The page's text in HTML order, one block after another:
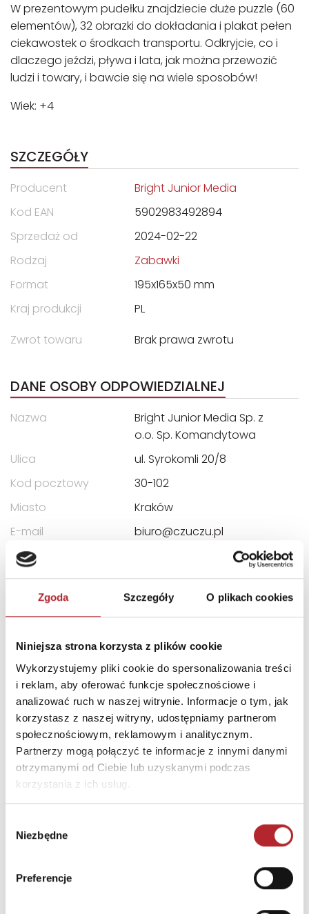
Zgoda Szczegóły O plikach cookies
Niniejsza strona korzysta z plików cookie
Wykorzystujemy pliki cookie do spersonalizowania treści
i reklam, aby oferować funkcje społecznościowe i
analizować ruch w naszej witrynie. Informacje o tym, jak
korzystasz z naszej witryny, udostępniamy partnerom
społecznościowym, reklamowym i analitycznym.
Partnerzy mogą połączyć te informacje z innymi danymi
otrzymanymi od Ciebie lub uzyskanymi podczas
korzystania z ich usług.
zgody
Niezbędne
Preferencje
W prezentowym pudełku znajdziecie duże puzzle (60
elementów), 32 obrazki do dokładania i plakat pełen
ciekawostek o środkach transportu. Odkryjcie, co i
dlaczego jeździ, pływa i lata, jak można przewozić
ludzi i towary, i bawcie się na wiele sposobów!
Wiek: +4
SZCZEGÓŁY
Producent
Bright Junior Media
Kod EAN
5902983492894
Sprzedaż od
2024-02-22
Rodzaj
Zabawki
Format
195x165x50 mm
Kraj produkcji
PL
Zwrot towaru
Brak prawa zwrotu
DANE OSOBY ODPOWIEDZIALNEJ
Nazwa
Bright Junior Media Sp. z
o.o. Sp. Komandytowa
Ulica
ul. Syrokomli 20/8
Kod pocztowy
30-102
Miasto
Kraków
E-mail
biuro@czuczu.pl
INFORMACJE I OSTRZEŻENIA
informacje. Przed podaniem dziecku upewnij się, że
produkt jest kompletny i nieuszkodzony.
INNI KLIENCI KUPOWALI